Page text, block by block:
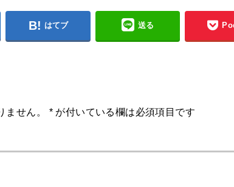
はてブ 送る
せん。 *が付いている欄は必須項目です